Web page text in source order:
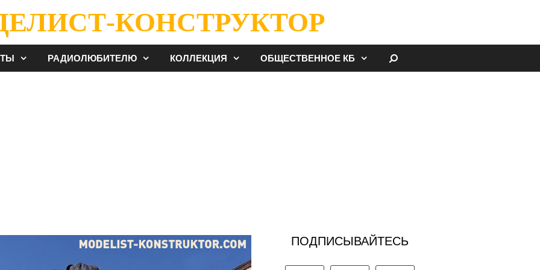
КОНСТРУКТОР
РАДИОЛЮБИТЕЛЮ КОЛЛЕКЦИЯ ОБЩЕСТВЕННОЕ КБ
ПОДПИСЫВАЙТЕСЬ